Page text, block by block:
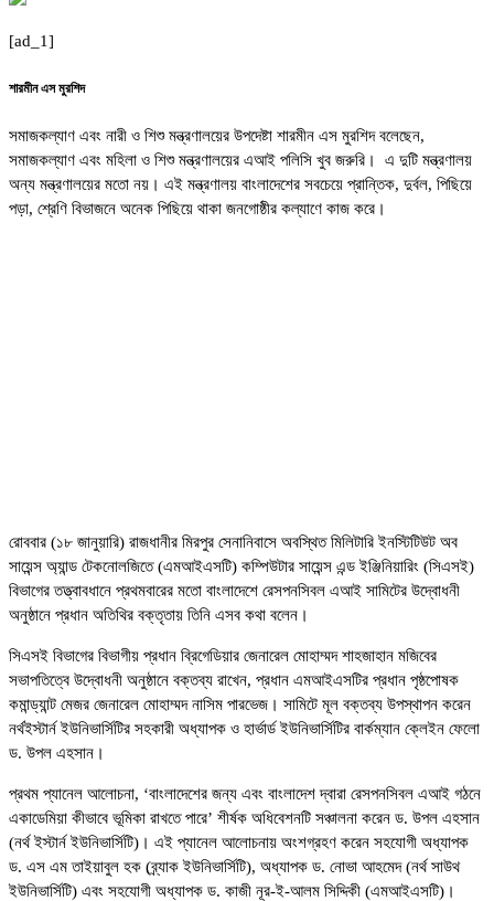
[ad_1]
শারমীন এস মুরশিদ
সমাজকল্যাণ এবং নারী ও শিশু মন্ত্রণালয়ের উপদেষ্টা শারমীন এস মুরশিদ বলেছেন,
সমাজকল্যাণ এবং মহিলা ও শিশু মন্ত্রণালয়ের এআই পলিসি খুব জরুরি। এ দুটি মন্ত্রণালয়
অন্য মন্ত্রণালয়ের মতো নয়। এই মন্ত্রণালয় বাংলাদেশের সবচেয়ে প্রান্তিক, দুর্বল, পিছিয়ে
পড়া, শ্রেণি বিভাজনে অনেক পিছিয়ে থাকা জনগোষ্ঠীর কল্যাণে কাজ করে।
রোববার (১৮ জানুয়ারি) রাজধানীর মিরপুর সেনানিবাসে অবস্থিত মিলিটারি ইনস্টিটিউট অব
সায়েন্স অ্যান্ড টেকনোলজিতে (এমআইএসটি) কম্পিউটার সায়েন্স এন্ড ইঞ্জিনিয়ারিং (সিএসই)
বিভাগের তত্ত্বাবধানে প্রথমবারের মতো বাংলাদেশে রেসপনসিবল এআই সামিটের উদ্বোধনী
অনুষ্ঠানে প্রধান অতিথির বক্তৃতায় তিনি এসব কথা বলেন।
সিএসই বিভাগের বিভাগীয় প্রধান ব্রিগেডিয়ার জেনারেল মোহাম্মদ শাহজাহান মজিবের
সভাপতিত্বে উদ্বোধনী অনুষ্ঠানে বক্তব্য রাখেন, প্রধান এমআইএসটির প্রধান পৃষ্ঠপোষক
কমান্ড্যান্ট মেজর জেনারেল মোহাম্মদ নাসিম পারভেজ। সামিটে মূল বক্তব্য উপস্থাপন করেন
নর্থইস্টার্ন ইউনিভার্সিটির সহকারী অধ্যাপক ও হার্ভার্ড ইউনিভার্সিটির বার্কম্যান ক্লেইন ফেলো
ড. উপল এহসান।
প্রথম প্যানেল আলোচনা, ‘বাংলাদেশের জন্য এবং বাংলাদেশ দ্বারা রেসপনসিবল এআই গঠনে
একাডেমিয়া কীভাবে ভূমিকা রাখতে পারে’ শীর্ষক অধিবেশনটি সঞ্চালনা করেন ড. উপল এহসান
(নর্থ ইস্টার্ন ইউনিভার্সিটি)। এই প্যানেল আলোচনায় অংশগ্রহণ করেন সহযোগী অধ্যাপক
ড. এস এম তাইয়াবুল হক (ব্র্যাক ইউনিভার্সিটি), অধ্যাপক ড. নোভা আহমেদ (নর্থ সাউথ
ইউনিভার্সিটি) এবং সহযোগী অধ্যাপক ড. কাজী নূর-ই-আলম সিদ্দিকী (এমআইএসটি)।